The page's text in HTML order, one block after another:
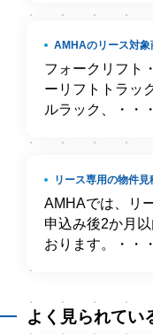
AMHAのリース対象
フォークリフト
ーリフトトラッ
ルラック、・・・
リース専用の物件
AMHAでは、リ
申込み後2か月
おります。・・・
よく見られてい